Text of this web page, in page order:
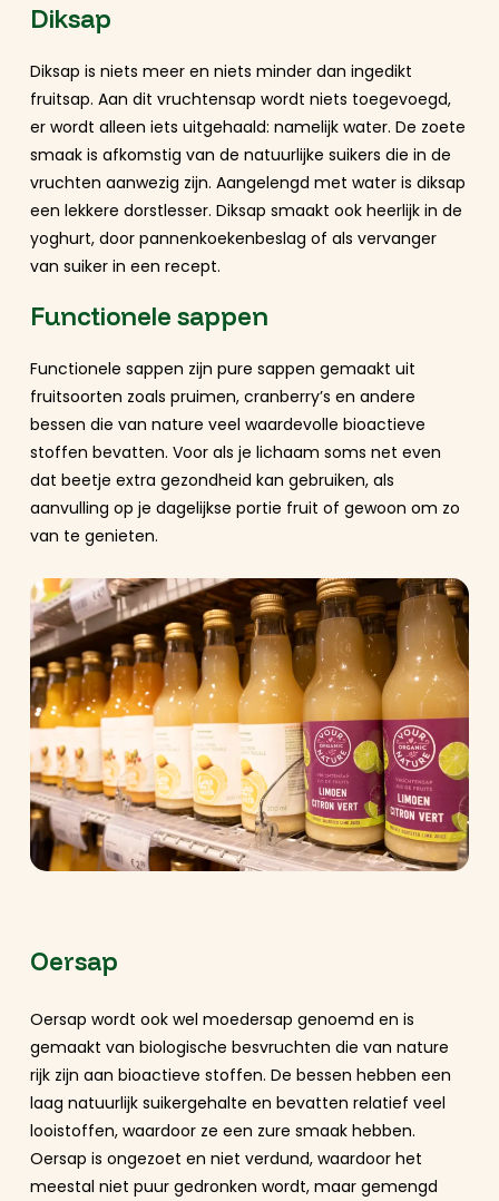
Diksap
Diksap is niets meer en niets minder dan ingedikt
fruitsap. Aan dit vruchtensap wordt niets toegevoegd,
er wordt alleen iets uitgehaald: namelijk water. De zoete
smaak is afkomstig van de natuurlijke suikers die in de
vruchten aanwezig zijn. Aangelengd met water is diksap
een lekkere dorstlesser. Diksap smaakt ook heerlijk in de
yoghurt, door pannenkoekenbeslag of als vervanger
van suiker in een recept.
Functionele sappen
Functionele sappen zijn pure sappen gemaakt uit
fruitsoorten zoals pruimen, cranberry’s en andere
bessen die van nature veel waardevolle bioactieve
stoffen bevatten. Voor als je lichaam soms net even
dat beetje extra gezondheid kan gebruiken, als
aanvulling op je dagelijkse portie fruit of gewoon om zo
van te genieten.
Oersap
Oersap wordt ook wel moedersap genoemd en is
gemaakt van biologische besvruchten die van nature
rijk zijn aan bioactieve stoffen. De bessen hebben een
laag natuurlijk suikergehalte en bevatten relatief veel
looistoffen, waardoor ze een zure smaak hebben.
Oersap is ongezoet en niet verdund, waardoor het
meestal niet puur gedronken wordt, maar gemengd